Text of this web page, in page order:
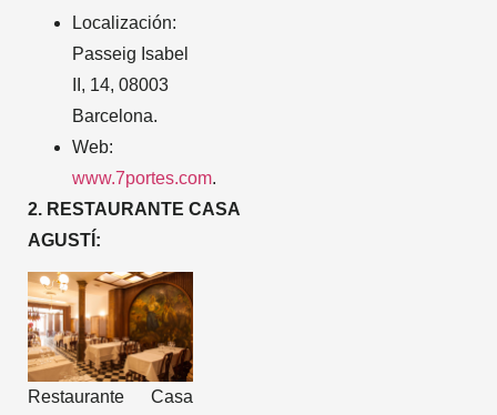
Localización:
Passeig Isabel
II, 14, 08003
Barcelona.
Web:
www.7portes.com.
2. RESTAURANTE CASA
AGUSTÍ:
Restaurante Casa